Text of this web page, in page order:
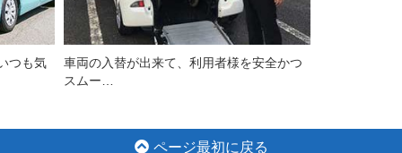
つも気
車両の入替が出来て、利用者様を安全かつ
スムー…
ページ最初に戻る